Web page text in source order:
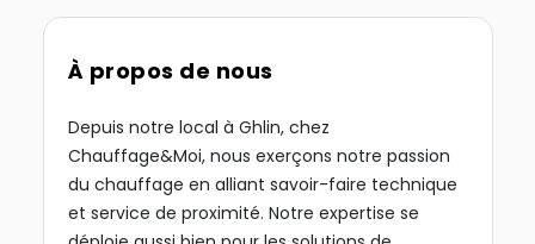
À propos de nous
Depuis notre local à Ghlin, chez
Chauffage&Moi, nous exerçons notre passion
du chauffage en alliant savoir-faire technique
et service de proximité. Notre expertise se